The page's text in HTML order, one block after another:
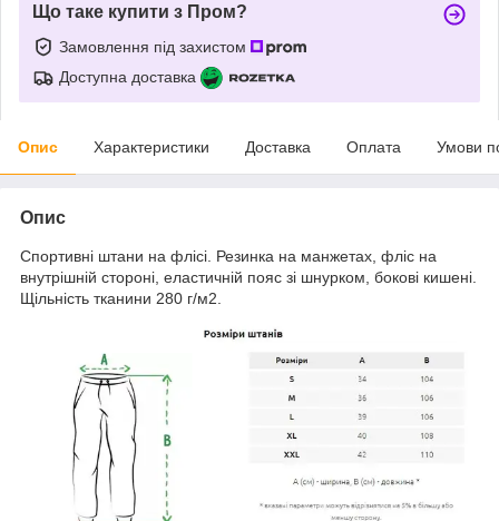
Що таке купити з Пром?
Замовлення під захистом
Доступна доставка
Опис Характеристики Доставка Оплата Умови
Опис
Спортивні штани на флісі. Резинка на манжетах, фліс на
внутрішній стороні, еластичній пояс зі шнурком, бокові кишені.
Щільність тканини 280 г/м2.